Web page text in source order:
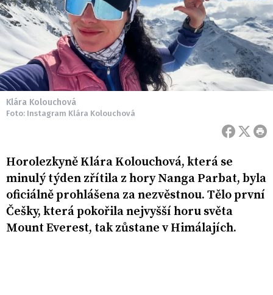
Klára Kolouchová
Foto: Instagram Klára Kolouchová
Horolezkyně Klára Kolouchová, která se
minulý týden zřítila z hory Nanga Parbat, byla
oficiálně prohlášena za nezvěstnou. Tělo první
Češky, která pokořila nejvyšší horu světa
Mount Everest, tak zůstane v Himálajích.